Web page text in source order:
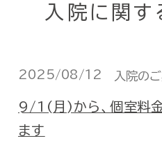
入院に関す
2025/08/12 入院の
9/1(月)から、個室料
ます